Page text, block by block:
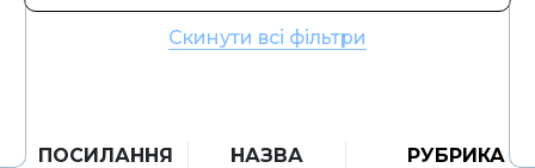
Скинути всі фільтри
ПОСИЛАННЯ НАЗВА РУБРИКА